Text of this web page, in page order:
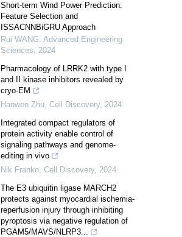
Short-term Wind Power Prediction:
Feature Selection and
ISSACNNBiGRU Approach
Rui WANG, Advanced Engineering
Sciences, 2024
Pharmacology of LRRK2 with type I
and II kinase inhibitors revealed by
cryo-EM
Hanwen Zhu, Cell Discovery, 2024
Integrated compact regulators of
protein activity enable control of
signaling pathways and genome-
editing in vivo
Nik Franko, Cell Discovery, 2024
The E3 ubiquitin ligase MARCH2
protects against myocardial ischemia-
reperfusion injury through inhibiting
pyroptosis via negative regulation of
PGAM5/MAVS/NLRP3...